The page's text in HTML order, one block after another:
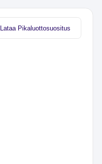
Lataa Pikaluottosuositus